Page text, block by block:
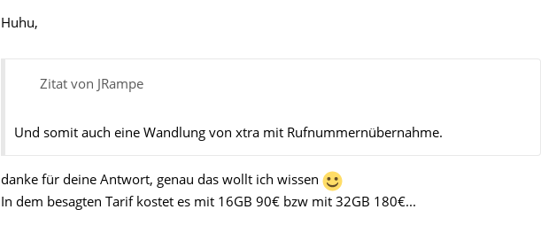
Huhu,
Zitat von JRampe
Und somit auch eine Wandlung von xtra mit Rufnummernübernahme.
danke für deine Antwort, genau das wollt ich wissen
In dem besagten Tarif kostet es mit 16GB 90€ bzw mit 32GB 180€...